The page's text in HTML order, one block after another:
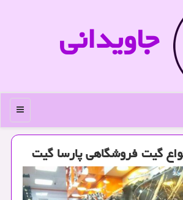
جاویدانی
منو
گیت فروشگاهی پارسا گیت